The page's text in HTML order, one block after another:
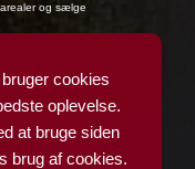
og sælge
cookies
oplevelse.
at bruge siden
brug af cookies.